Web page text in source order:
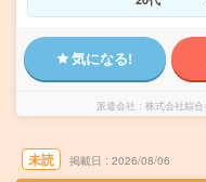
気になる!
派遣会社 株式会社綜
未読 掲載日 2026/08/06